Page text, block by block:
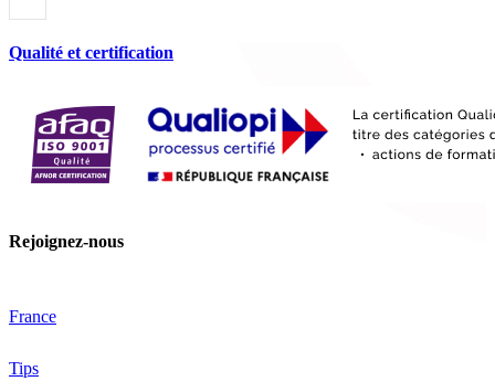
Qualité et certification
Rejoignez-nous
France
Tips